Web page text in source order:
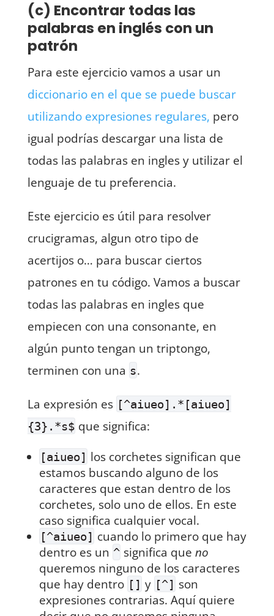
(c) Encontrar todas las
palabras en inglés con un
patrón
Para este ejercicio vamos a usar un
diccionario en el que se puede buscar
utilizando expresiones regulares, pero
igual podrías descargar una lista de
todas las palabras en ingles y utilizar el
lenguaje de tu preferencia.
Este ejercicio es útil para resolver
crucigramas, algun otro tipo de
acertijos o… para buscar ciertos
patrones en tu código. Vamos a buscar
todas las palabras en ingles que
empiecen con una consonante, en
algún punto tengan un triptongo,
terminen con una s.
La expresión es [^aiueo].*[aiueo]
{3}.*s$ que significa:
[aiueo] los corchetes significan que
estamos buscando alguno de los
caracteres que estan dentro de los
corchetes, solo uno de ellos. En este
caso significa cualquier vocal.
[^aiueo] cuando lo primero que hay
dentro es un ^ significa que no
queremos ninguno de los caracteres
que hay dentro [] y [^] son
expresiones contrarias. Aquí quiere